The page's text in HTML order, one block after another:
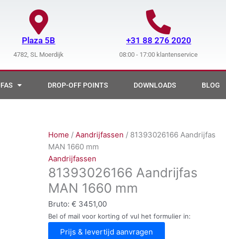
Plaza 5B
4782, SL Moerdijk
+31 88 276 2020
08:00 - 17:00 klantenservice
DROP-OFF POINTS DOWNLOADS BLOG
Home / Aandrijfassen / 81393026166 Aandrijfas
MAN 1660 mm
Aandrijfassen
81393026166 Aandrijfas
MAN 1660 mm
Bruto: € 3451,00
Bel of mail voor korting of vul het formulier in:
Prijs & levertijd aanvragen